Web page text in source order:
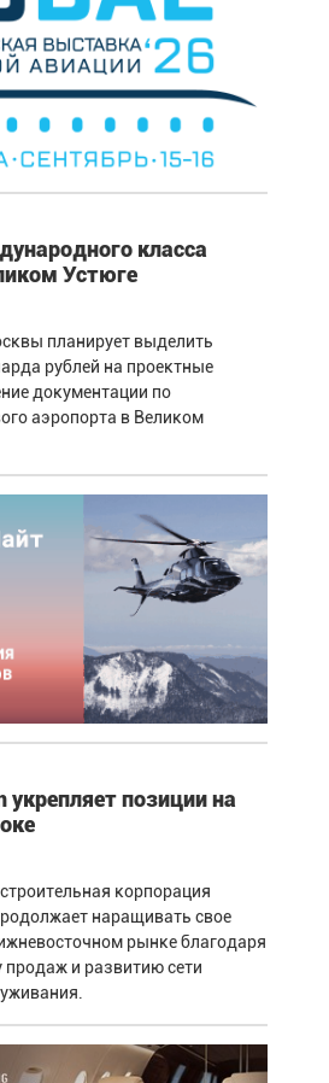
класса
Устюге
планирует выделить
рублей на проектные
документации по
аэропорта в Великом
укрепляет позиции на
корпорация
наращивать свое
рынке благодаря
и развитию сети